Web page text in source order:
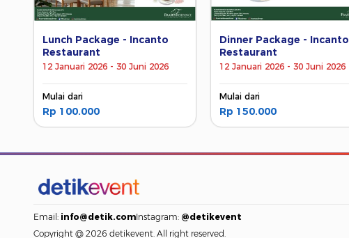
Lunch Package - Incanto
Restaurant
12 Januari 2026 - 30 Juni 2026
Mulai dari
Rp 100.000
Dinner Package - Incanto
Restaurant
12 Januari 2026 - 30 Juni 2026
Mulai dari
Rp 150.000
Email: info@detik.comInstagram: @detikevent
Copyright @ 2026 detikevent. All right reserved.